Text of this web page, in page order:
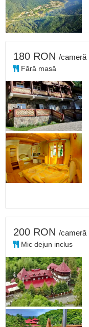
180 RON /cameră
Fără masă
200 RON /cameră
Mic dejun inclus